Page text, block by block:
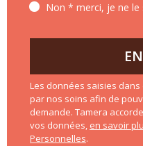
Non * merci, je ne le
Les données saisies
par nos soins afin de
demande. Tamera
vos données, en savoir
Personnelles.